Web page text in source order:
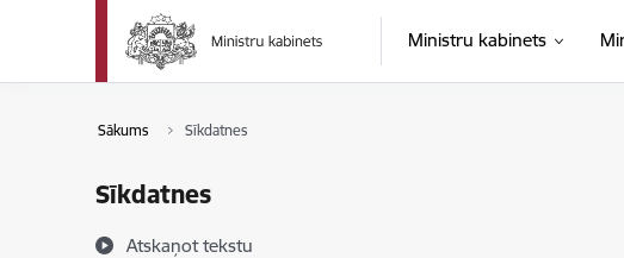
Pāriet uz lapas saturu
Ministru kabinets
Sākums Sīkdatnes
Sīkdatnes
Atskaņot tekstu